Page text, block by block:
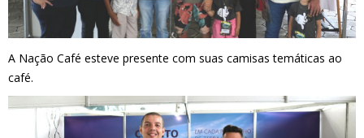
A Nação Café esteve presente com suas camisas temáticas ao
café.